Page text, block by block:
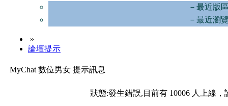
－最近版
－最近瀏
»
論壇提示
MyChat 數位男女 提示訊息
狀態:發生錯誤,目前有 10006 人上線